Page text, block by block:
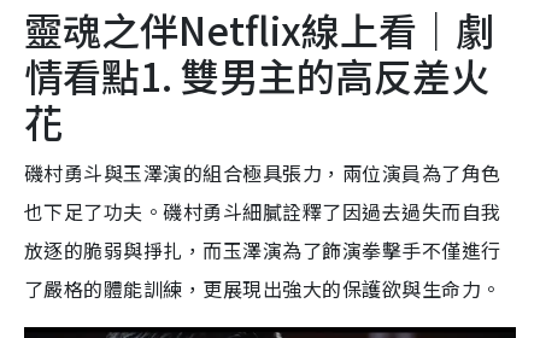
靈魂之伴Netflix線上看｜劇
情看點1. 雙男主的高反差火
花
磯村勇斗與玉澤演的組合極具張力，兩位演員為了角色
也下足了功夫。磯村勇斗細膩詮釋了因過去過失而自我
放逐的脆弱與掙扎，而玉澤演為了飾演拳擊手不僅進行
了嚴格的體能訓練，更展現出強大的保護欲與生命力。